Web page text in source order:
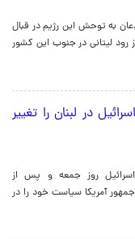
به توحش این رژیم در قبال
رود لیتانی در جنوب این کشور
در لبنان را تغییر
اسرائیل روز جمعه و پس از
آمریکا سیاست خود را در